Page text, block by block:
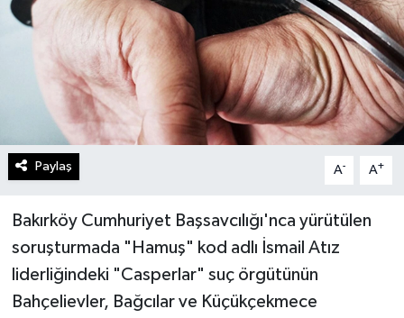
Paylaş A- A+
Bakırköy Cumhuriyet Başsavcılığı'nca yürütülen
soruşturmada "Hamuş" kod adlı İsmail Atız
liderliğindeki "Casperlar" suç örgütünün
Bahçelievler, Bağcılar ve Küçükçekmece